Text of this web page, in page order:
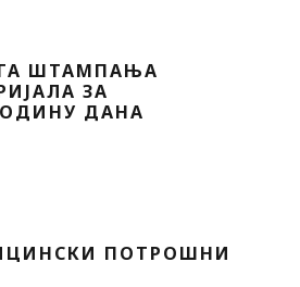
ШТАМПАЊА
ЗА
ДАНА
ПОТРОШНИ